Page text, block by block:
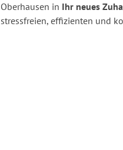
Oberhausen in Ihr neues
stressfreien, effizienten und